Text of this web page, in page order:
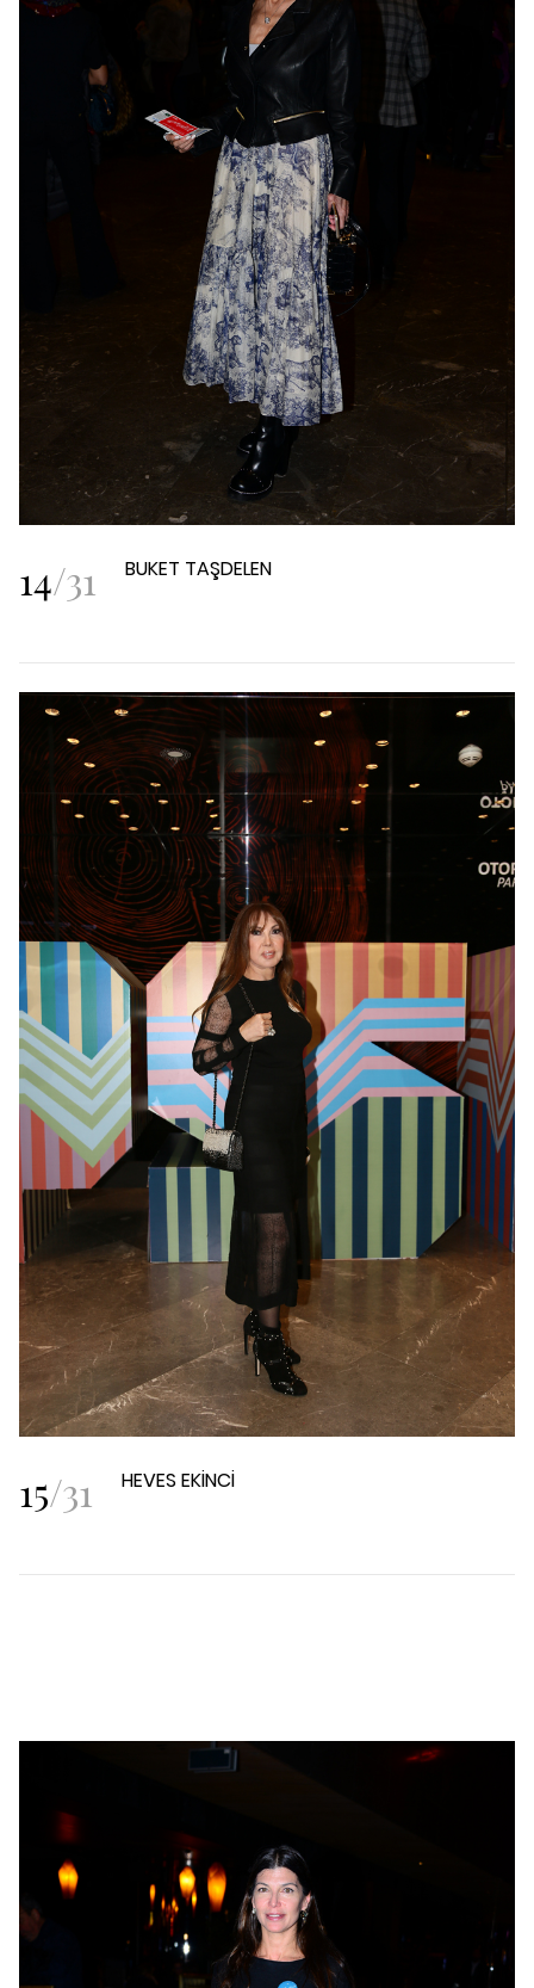
14/31 BUKET TAŞDELEN
15/31 HEVES EKİNCİ